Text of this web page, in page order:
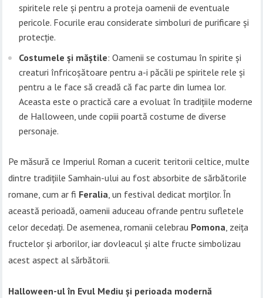
spiritele rele și pentru a proteja oamenii de eventuale
pericole. Focurile erau considerate simboluri de purificare și
protecție.
Costumele și măștile: Oamenii se costumau în spirite și
creaturi înfricoșătoare pentru a-i păcăli pe spiritele rele și
pentru a le face să creadă că fac parte din lumea lor.
Aceasta este o practică care a evoluat în tradițiile moderne
de Halloween, unde copiii poartă costume de diverse
personaje.
Pe măsură ce Imperiul Roman a cucerit teritorii celtice, multe
dintre tradițiile Samhain-ului au fost absorbite de sărbătorile
romane, cum ar fi Feralia, un festival dedicat morților. În
această perioadă, oamenii aduceau ofrande pentru sufletele
celor decedați. De asemenea, romanii celebrau Pomona, zeița
fructelor și arborilor, iar dovleacul și alte fructe simbolizau
acest aspect al sărbătorii.
Halloween-ul în Evul Mediu și perioada modernă